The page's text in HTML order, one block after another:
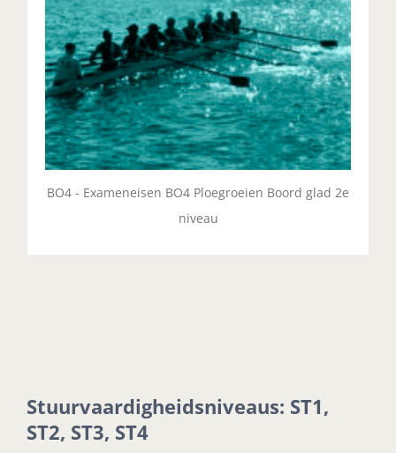
BO4 - Exameneisen BO4 Ploegroeien Boord glad 2e
niveau
Stuurvaardigheidsniveaus: ST1,
ST2, ST3, ST4